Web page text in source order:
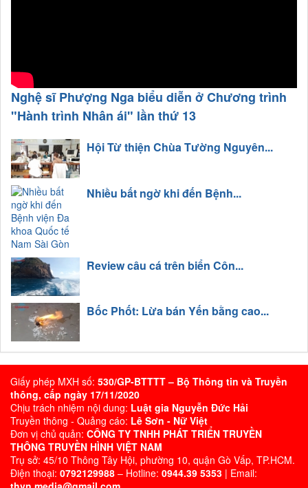
Nghệ sĩ Phượng Nga biểu diễn ở Chương trình
"Hành trình Nhân ái" lần thứ 13
Hội Từ thiện Chùa Tường Nguyên...
Nhiều bất ngờ khi đến Bệnh...
Review câu cá trên biển Côn...
Bốc Phốt: Lừa bán Yến bằng cao...
Giấy phép MXH số: 530/GP-BTTTT – Bộ Thông tin và Truyền
thông, cấp ngày 17/11/2020
Chịu trách nhiệm nội dung: Luật gia Nguyễn Đức Hải
Truyền thông - Quảng cáo: Lê Sơn - Nữ Việt
Đơn vị chủ quản: CÔNG TY TNHH PHÁT TRIỂN TRUYỀN
THÔNG TRUYỀN HÌNH VIỆT NAM
Trụ sở: 45/10 Thông Tây Hội, phường 10, quận Gò Vấp, TP.HCM.
Điện thoại: 0792129988 – Hotline: 0944.39 5353 | Email: